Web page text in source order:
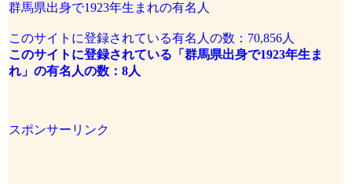
群馬県出身で1923年生まれの有名人
このサイトに登録されている有名人の数：70,856人
このサイトに登録されている「群馬県出身で1923年生ま
れ」の有名人の数：8人
スポンサーリンク